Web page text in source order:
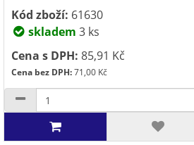
Kód zboží: 61630
skladem 3 ks
Cena s DPH: 85,91 Kč
Cena bez DPH:71,00 Kč